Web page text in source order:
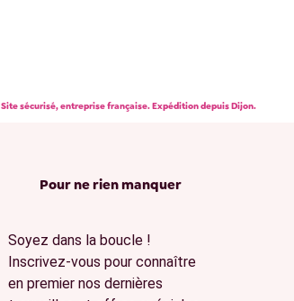
Site sécurisé, entreprise française. Expédition depuis Dijon.
Pour ne rien manquer
Soyez dans la boucle !
Inscrivez-vous pour connaître
en premier nos dernières